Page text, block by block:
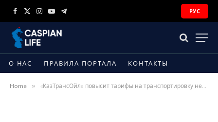
Facebook
X
Instagram
YouTubeTelegram
РУС
О НАС ПРАВИЛА ПОРТАЛА КОНТАКТЫ
Home » «КазТрансОйл» повысит тарифы на транспортировку нефти на экспорт